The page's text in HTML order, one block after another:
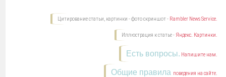
Цитирование статьи, картинки - фото скриншот - Rambler News Service.
Иллюстрация к статье - Яндекс. Картинки.
Есть вопросы. Напишите нам.
Общие правила поведения на сайте.